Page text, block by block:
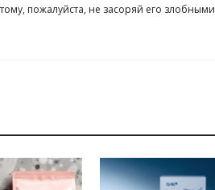
пожалуйста, не засоряй его злобными